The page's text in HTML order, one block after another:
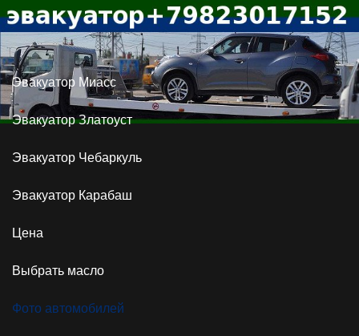
Эвакуатор Миасс
Эвакуатор Златоуст
Эвакуатор Чебаркуль
Эвакуатор Карабаш
Цена
Выбрать масло
Фото автомобилей